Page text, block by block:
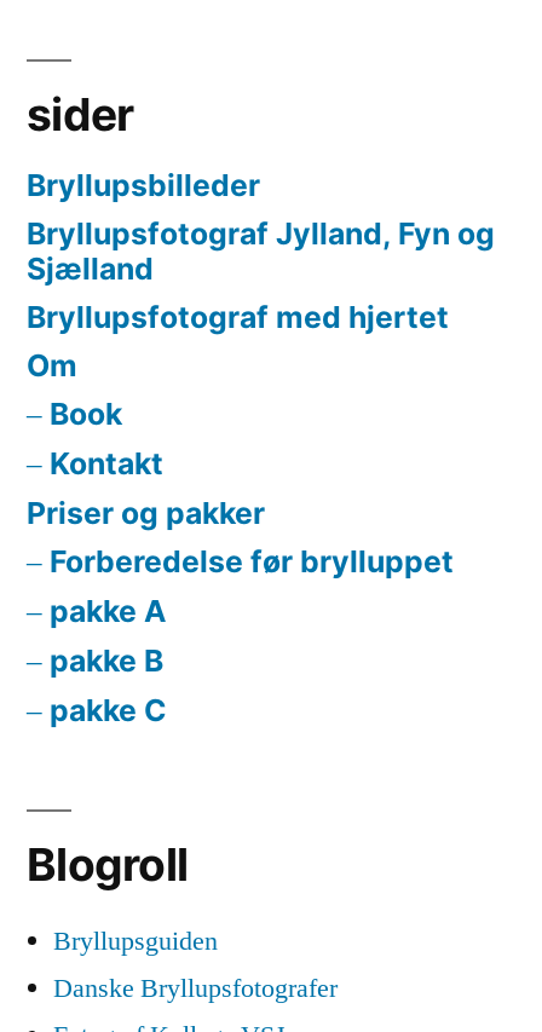
sider
Bryllupsbilleder
Bryllupsfotograf Jylland, Fyn og
Sjælland
Bryllupsfotograf med hjertet
Om
Book
Kontakt
Priser og pakker
Forberedelse før brylluppet
pakke A
pakke B
pakke C
Blogroll
Bryllupsguiden
Danske Bryllupsfotografer